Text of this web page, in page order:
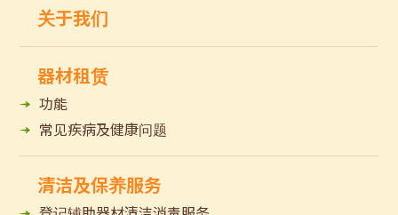
关于我们
器材租赁
功能
常见疾病及健康问题
清洁及保养服务